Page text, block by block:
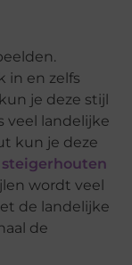
in en zelfs
je deze stijl
veel landelijke
kun je deze
steigerhouten
wordt veel
de landelijke
de